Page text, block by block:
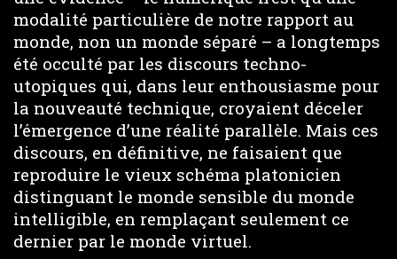
modalité particulière de notre rapport au
monde, non un monde séparé – a longtemps
été occulté par les discours techno-
utopiques qui, dans leur enthousiasme pour
la nouveauté technique, croyaient déceler
l’émergence d’une réalité parallèle. Mais ces
discours, en définitive, ne faisaient que
reproduire le vieux schéma platonicien
distinguant le monde sensible du monde
intelligible, en remplaçant seulement ce
dernier par le monde virtuel.